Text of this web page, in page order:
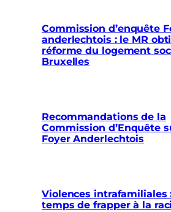
Commission d’enquête
anderlechtois : le MR
réforme du logement
Bruxelles
Recommandations de la
Commission d’Enquête
Foyer Anderlechtois
Violences intrafamiliales
temps de frapper à la